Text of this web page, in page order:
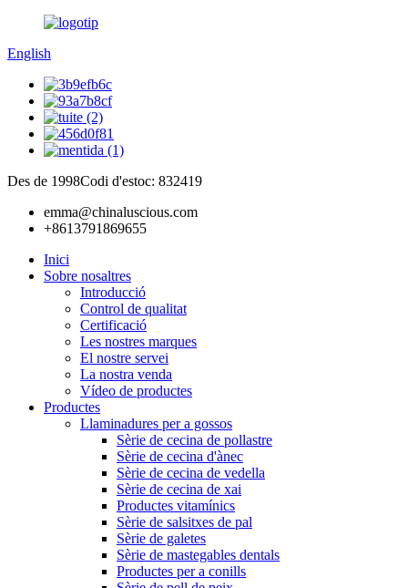
English
Des de 1998Codi d'estoc: 832419
emma@chinaluscious.com
+8613791869655
Inici
Sobre nosaltres
Introducció
Control de qualitat
Certificació
Les nostres marques
El nostre servei
La nostra venda
Vídeo de productes
Productes
Llaminadures per a gossos
Sèrie de cecina de pollastre
Sèrie de cecina d'ànec
Sèrie de cecina de vedella
Sèrie de cecina de xai
Productes vitamínics
Sèrie de salsitxes de pal
Sèrie de galetes
Sèrie de mastegables dentals
Productes per a conills